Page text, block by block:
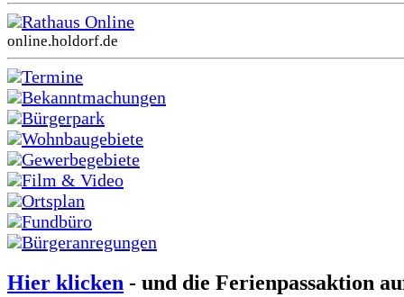
Rathaus Online
online.holdorf.de
Termine
Bekanntmachungen
Bürgerpark
Wohnbaugebiete
Gewerbegebiete
Film & Video
Ortsplan
Fundbüro
Bürgeranregungen
Hier klicken - und die Ferienpassaktion